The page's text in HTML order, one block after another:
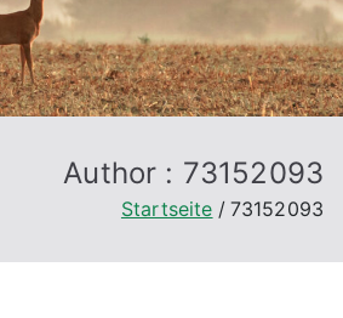
Author : 73152093
Startseite 73152093